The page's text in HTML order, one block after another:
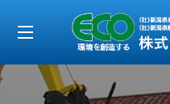
t